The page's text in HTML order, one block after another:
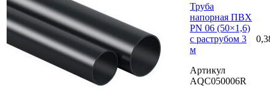
Труба
напорная ПВХ
PN 06 (50×1,6)
с раструбом 3
м
Артикул
AQC050006R